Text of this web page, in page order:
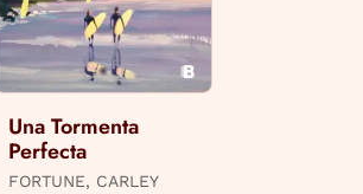
Una Tormenta
Perfecta
FORTUNE, CARLEY